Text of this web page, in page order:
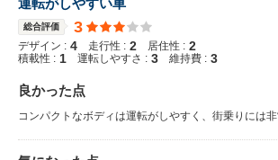
総合評価 3
デザイン : 4 走行性 : 2 居住性 : 2
積載性 : 1 運転しやすさ : 3 維持費 : 3
良かった点
コンパクトなボディは運転がしやすく、街乗りには非